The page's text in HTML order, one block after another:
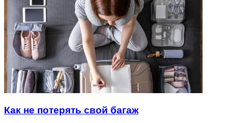
Как не потерять свой багаж